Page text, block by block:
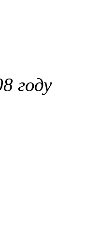
году